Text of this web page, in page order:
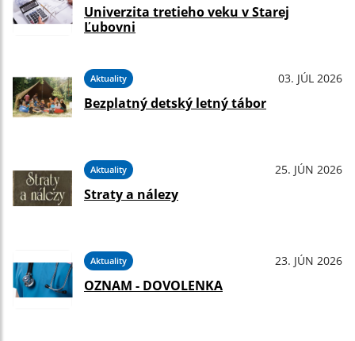
Univerzita tretieho veku v Starej
Ľubovni
Aktuality 03. JÚL 2026
Bezplatný detský letný tábor
Aktuality 25. JÚN 2026
Straty a nálezy
Aktuality 23. JÚN 2026
OZNAM - DOVOLENKA